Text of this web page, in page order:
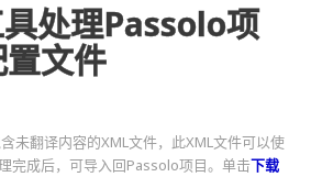
处理Passolo项
文件
未翻译内容的XML文件，此XML文件可以使
完成后，可导入回Passolo项目。单击下载